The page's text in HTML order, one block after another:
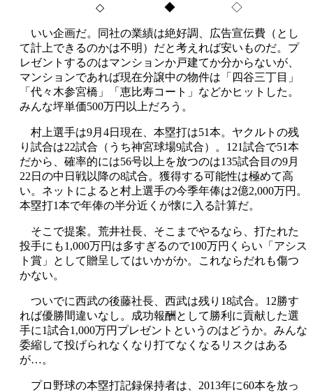
◇ ◆ ◇
いい企画だ。同社の業績は絶好調、広告宣伝費（とし
て計上できるのかは不明）だと考えれば安いものだ。プ
レゼントするのはマンションか戸建てか分からないが、
マンションであれば現在分譲中の物件は「四谷三丁目」
「代々木参宮橋」「恵比寿コート」などかヒットした。
みんな坪単価500万円以上だろう。
村上選手は9月4日現在、本塁打は51本。ヤクルトの残
り試合は22試合（うち神宮球場9試合）。121試合で51本
だから、確率的には56号以上を放つのは135試合目の9月
22日の中日戦以降の8試合。獲得する可能性は極めて高
い。ネットによると村上選手の今季年俸は2億2,000万円。
本塁打1本で年俸の半分近くが懐に入る計算だ。
そこで提案。荒井社長、そこまでやるなら、打たれた
投手にも1,000万円は多すぎるので100万円くらい「アシス
ト賞」として贈呈してはいかがか。これならだれも傷つ
かない。
ついでに西武の後藤社長、西武は残り 18試合。 12勝す
れば優勝間違いなし。成功報酬として勝利に貢献した選
手に1試合1,000万円プレゼントというのはどうか。みんな
委縮して投げられなくなり打てなくなるリスクはある
が…。
プロ野球の本塁打記録保持者は、2013年に60本を放っ